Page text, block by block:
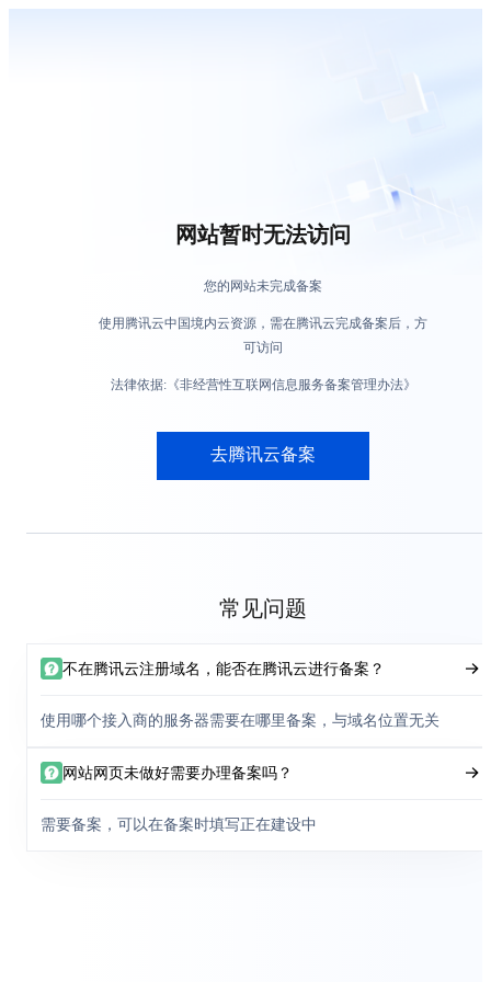
网站暂时无法访问
您的网站未完成备案
使用腾讯云中国境内云资源，需在腾讯云完成备案后，方
可访问
法律依据:《非经营性互联网信息服务备案管理办法》
去腾讯云备案
常见问题
不在腾讯云注册域名，能否在腾讯云进行备案？
使用哪个接入商的服务器需要在哪里备案，与域名位置无关
网站网页未做好需要办理备案吗？
需要备案，可以在备案时填写正在建设中